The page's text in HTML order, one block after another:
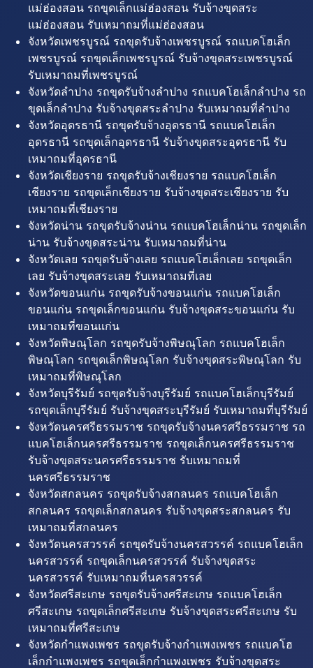
แม่ฮ่องสอน รถขุดเล็กแม่ฮ่องสอน รับจ้างขุดสระ
แม่ฮ่องสอน รับเหมาถมที่แม่ฮ่องสอน
จังหวัดเพชรบูรณ์ รถขุดรับจ้างเพชรบูรณ์ รถแบคโฮเล็ก
เพชรบูรณ์ รถขุดเล็กเพชรบูรณ์ รับจ้างขุดสระเพชรบูรณ์
รับเหมาถมที่เพชรบูรณ์
จังหวัดลำปาง รถขุดรับจ้างลำปาง รถแบคโฮเล็กลำปาง รถ
ขุดเล็กลำปาง รับจ้างขุดสระลำปาง รับเหมาถมที่ลำปาง
จังหวัดอุดรธานี รถขุดรับจ้างอุดรธานี รถแบคโฮเล็ก
อุดรธานี รถขุดเล็กอุดรธานี รับจ้างขุดสระอุดรธานี รับ
เหมาถมที่อุดรธานี
จังหวัดเชียงราย รถขุดรับจ้างเชียงราย รถแบคโฮเล็ก
เชียงราย รถขุดเล็กเชียงราย รับจ้างขุดสระเชียงราย รับ
เหมาถมที่เชียงราย
จังหวัดน่าน รถขุดรับจ้างน่าน รถแบคโฮเล็กน่าน รถขุดเล็ก
น่าน รับจ้างขุดสระน่าน รับเหมาถมที่น่าน
จังหวัดเลย รถขุดรับจ้างเลย รถแบคโฮเล็กเลย รถขุดเล็ก
เลย รับจ้างขุดสระเลย รับเหมาถมที่เลย
จังหวัดขอนแก่น รถขุดรับจ้างขอนแก่น รถแบคโฮเล็ก
ขอนแก่น รถขุดเล็กขอนแก่น รับจ้างขุดสระขอนแก่น รับ
เหมาถมที่ขอนแก่น
จังหวัดพิษณุโลก รถขุดรับจ้างพิษณุโลก รถแบคโฮเล็ก
พิษณุโลก รถขุดเล็กพิษณุโลก รับจ้างขุดสระพิษณุโลก รับ
เหมาถมที่พิษณุโลก
จังหวัดบุรีรัมย์ รถขุดรับจ้างบุรีรัมย์ รถแบคโฮเล็กบุรีรัมย์
รถขุดเล็กบุรีรัมย์ รับจ้างขุดสระบุรีรัมย์ รับเหมาถมที่บุรีรัมย์
จังหวัดนครศรีธรรมราช รถขุดรับจ้างนครศรีธรรมราช รถ
แบคโฮเล็กนครศรีธรรมราช รถขุดเล็กนครศรีธรรมราช
รับจ้างขุดสระนครศรีธรรมราช รับเหมาถมที่
นครศรีธรรมราช
จังหวัดสกลนคร รถขุดรับจ้างสกลนคร รถแบคโฮเล็ก
สกลนคร รถขุดเล็กสกลนคร รับจ้างขุดสระสกลนคร รับ
เหมาถมที่สกลนคร
จังหวัดนครสวรรค์ รถขุดรับจ้างนครสวรรค์ รถแบคโฮเล็ก
นครสวรรค์ รถขุดเล็กนครสวรรค์ รับจ้างขุดสระ
นครสวรรค์ รับเหมาถมที่นครสวรรค์
จังหวัดศรีสะเกษ รถขุดรับจ้างศรีสะเกษ รถแบคโฮเล็ก
ศรีสะเกษ รถขุดเล็กศรีสะเกษ รับจ้างขุดสระศรีสะเกษ รับ
เหมาถมที่ศรีสะเกษ
จังหวัดกำแพงเพชร รถขุดรับจ้างกำแพงเพชร รถแบคโฮ
เล็กกำแพงเพชร รถขุดเล็กกำแพงเพชร รับจ้างขุดสระ